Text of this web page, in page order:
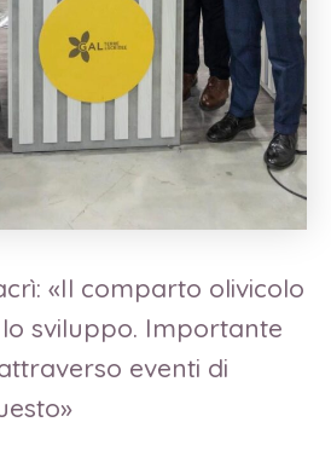
«Il comparto olivicolo
sviluppo. Importante
eventi di